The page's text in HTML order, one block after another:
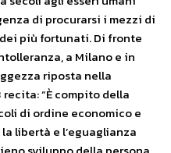
di procurarsi i mezzi di
più fortunati. Di fronte
a Milano e in
riposta nella
“È compito della
di ordine economico e
libertà e l’eguaglianza